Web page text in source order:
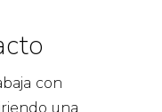
con